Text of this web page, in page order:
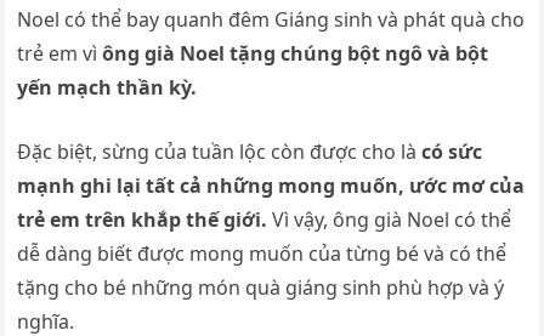
Noel có thể bay quanh đêm Giáng sinh và phát quà cho
trẻ em vìông già Noel tặng chúng bột ngô và bột
yến mạch thần kỳ.
Đặc biệt, sừng của tuần lộc còn được cho làcó sức
mạnh ghi lại tất cả những mong muốn, ước mơ của
trẻ em trên khắp thế giới. Vì vậy, ông già Noel có thể
dễ dàng biết được mong muốn của từng bé và có thể
tặng cho bé những món quà giáng sinh phù hợp và ý
nghĩa.